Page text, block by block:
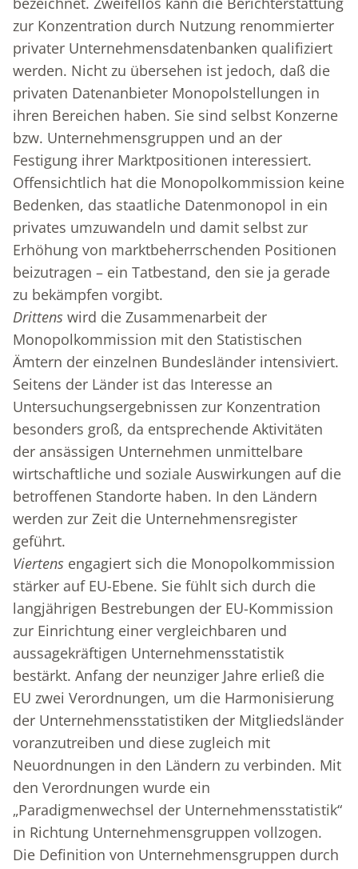
zur Konzentration durch Nutzung renommierter
privater Unternehmensdatenbanken qualifiziert
werden. Nicht zu übersehen ist jedoch, daß die
privaten Datenanbieter Monopolstellungen in
ihren Bereichen haben. Sie sind selbst Konzerne
bzw. Unternehmensgruppen und an der
Festigung ihrer Marktpositionen interessiert.
Offensichtlich hat die Monopolkommission keine
Bedenken, das staatliche Datenmonopol in ein
privates umzuwandeln und damit selbst zur
Erhöhung von marktbeherrschenden Positionen
beizutragen – ein Tatbestand, den sie ja gerade
zu bekämpfen vorgibt.
Drittens wird die Zusammenarbeit der
Monopolkommission mit den Statistischen
Ämtern der einzelnen Bundesländer intensiviert.
Seitens der Länder ist das Interesse an
Untersuchungsergebnissen zur Konzentration
besonders groß, da entsprechende Aktivitäten
der ansässigen Unternehmen unmittelbare
wirtschaftliche und soziale Auswirkungen auf die
betroffenen Standorte haben. In den Ländern
werden zur Zeit die Unternehmensregister
geführt.
Viertens engagiert sich die Monopolkommission
stärker auf EU-Ebene. Sie fühlt sich durch die
langjährigen Bestrebungen der EU-Kommission
zur Einrichtung einer vergleichbaren und
aussagekräftigen Unternehmensstatistik
bestärkt. Anfang der neunziger Jahre erließ die
EU zwei Verordnungen, um die Harmonisierung
der Unternehmensstatistiken der Mitgliedsländer
voranzutreiben und diese zugleich mit
Neuordnungen in den Ländern zu verbinden. Mit
den Verordnungen wurde ein
„Paradigmenwechsel der Unternehmensstatistik“
in Richtung Unternehmensgruppen vollzogen.
Die Definition von Unternehmensgruppen durch